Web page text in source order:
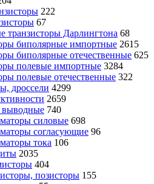
222
67
транзисторы Дарлингтона 68
биполярные импортные 2615
биполярные отечественные 625
полевые импортные 3284
полевые отечественные 322
дроссели 4299
2659
выводные 740
силовые 698
согласующие 96
тока 106
2035
404
позисторы 155